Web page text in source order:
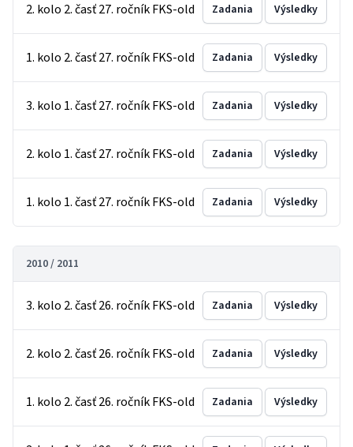
2. kolo 2. časť 27. ročník FKS-old Zadania Výsledky
1. kolo 2. časť 27. ročník FKS-old Zadania Výsledky
3. kolo 1. časť 27. ročník FKS-old Zadania Výsledky
2. kolo 1. časť 27. ročník FKS-old Zadania Výsledky
1. kolo 1. časť 27. ročník FKS-old Zadania Výsledky
2010 / 2011
3. kolo 2. časť 26. ročník FKS-old Zadania Výsledky
2. kolo 2. časť 26. ročník FKS-old Zadania Výsledky
1. kolo 2. časť 26. ročník FKS-old Zadania Výsledky